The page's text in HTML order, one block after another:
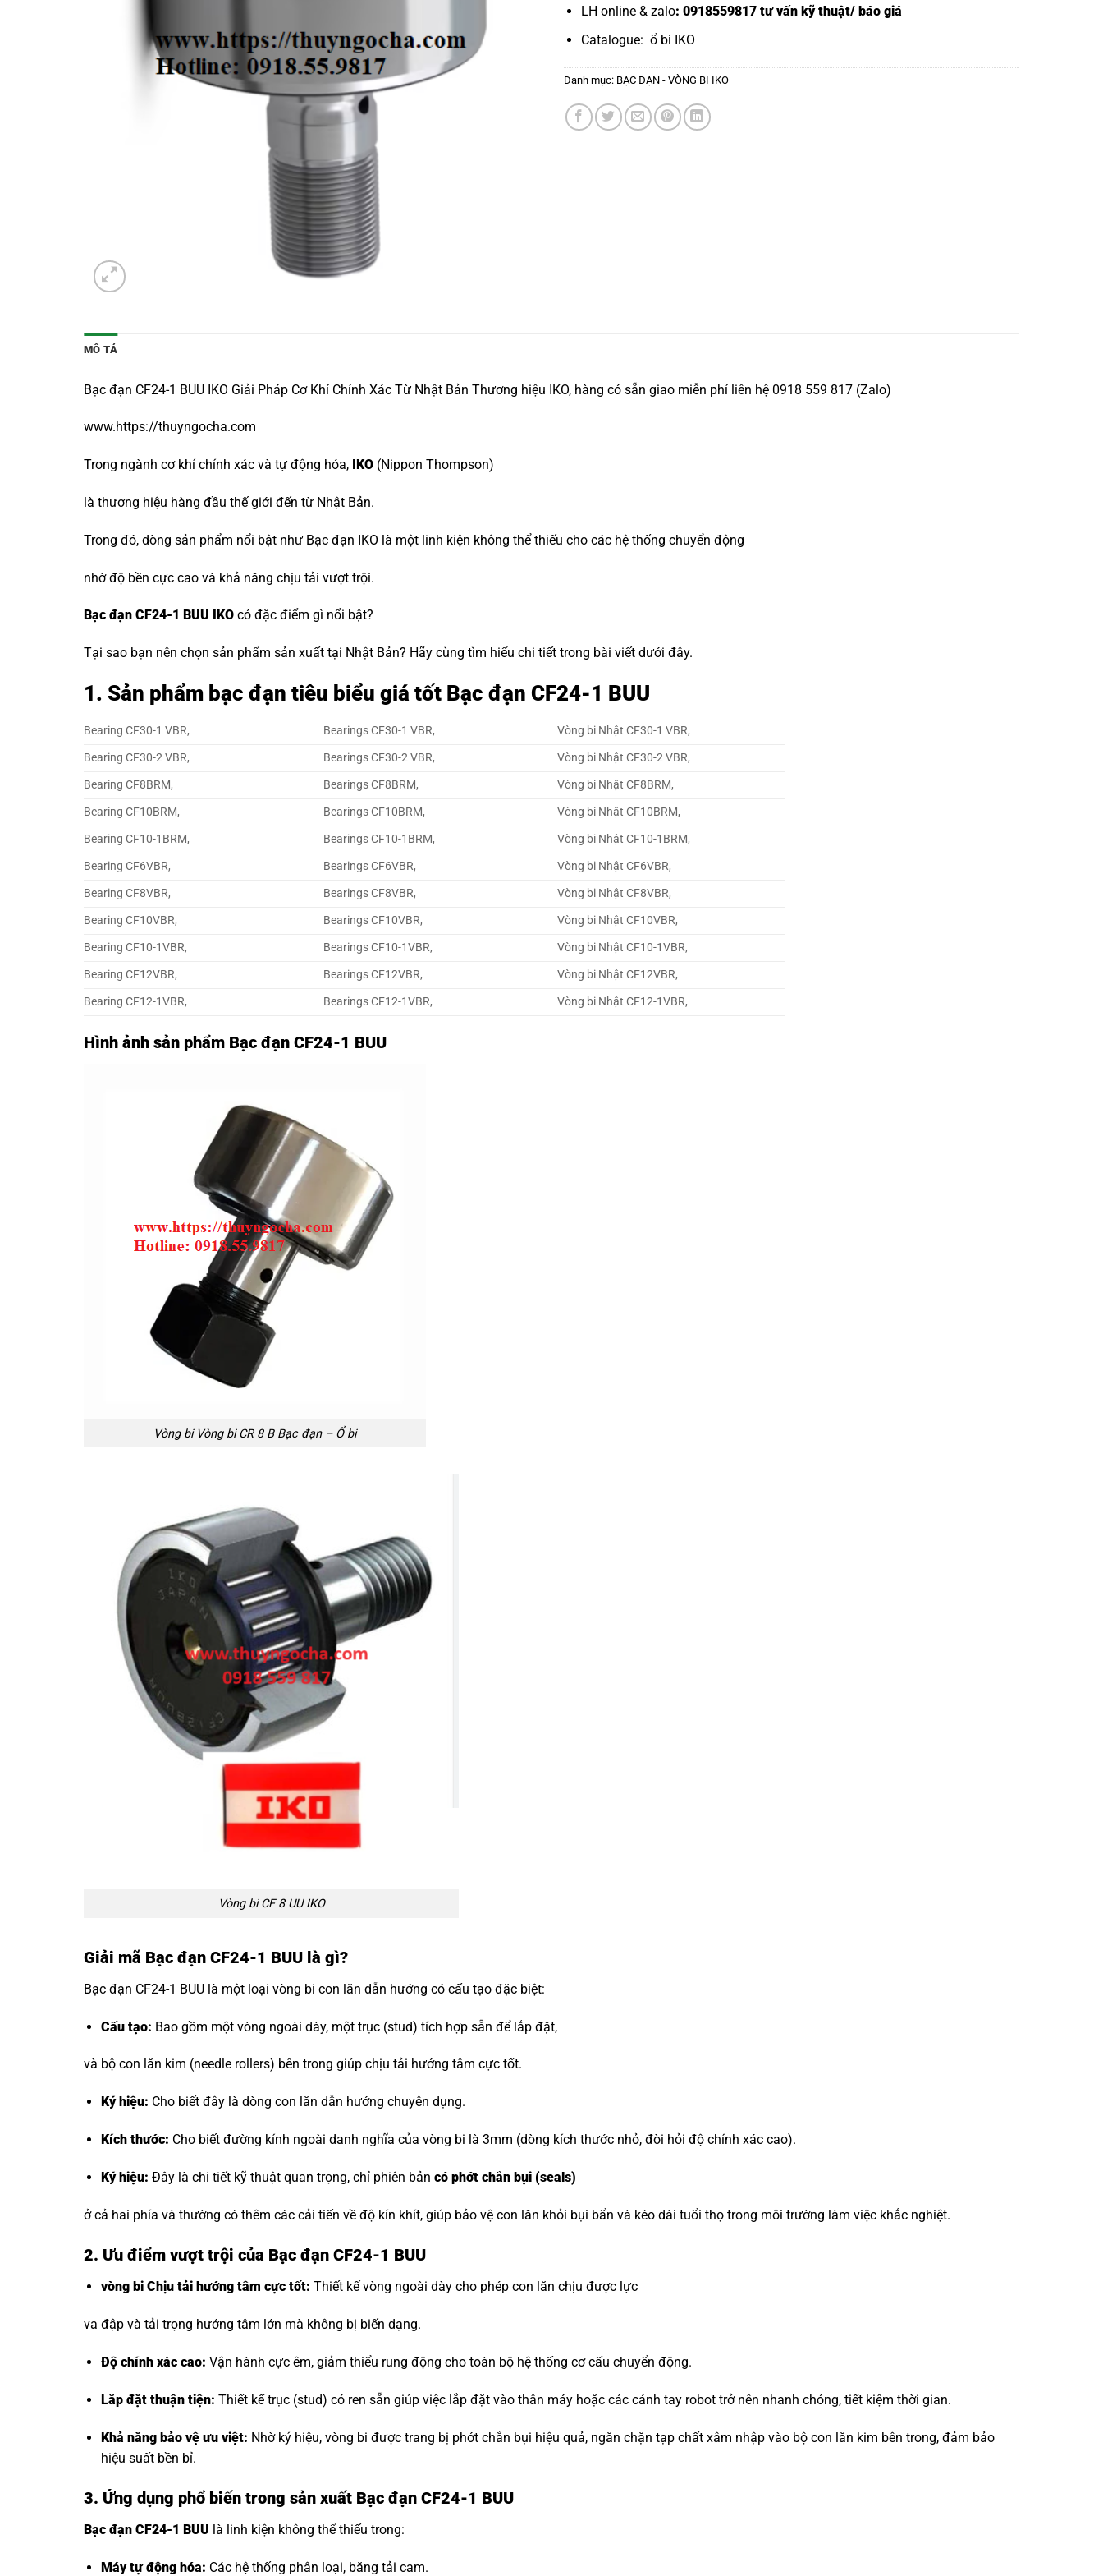
LH online & zalo: 0918559817 tư vấn kỹ thuật/ báo giá
Catalogue: ổ bi IKO
Danh mục: BẠC ĐẠN - VÒNG BI IKO
MÔ TẢ
Bạc đạn CF24-1 BUU IKO Giải Pháp Cơ Khí Chính Xác Từ Nhật Bản Thương hiệu IKO, hàng có sẵn giao miễn phí liên hệ 0918 559 817 (Zalo)
www.https://thuyngocha.com
Trong ngành cơ khí chính xác và tự động hóa, IKO (Nippon Thompson)
là thương hiệu hàng đầu thế giới đến từ Nhật Bản.
Trong đó, dòng sản phẩm nổi bật như Bạc đạn IKO là một linh kiện không thể thiếu cho các hệ thống chuyển động
nhờ độ bền cực cao và khả năng chịu tải vượt trội.
Bạc đạn CF24-1 BUU IKO có đặc điểm gì nổi bật?
Tại sao bạn nên chọn sản phẩm sản xuất tại Nhật Bản? Hãy cùng tìm hiểu chi tiết trong bài viết dưới đây.
1. Sản phẩm bạc đạn tiêu biểu giá tốt Bạc đạn CF24-1 BUU
Bearing CF30-1 VBR, Bearings CF30-1 VBR,
Vòng bi Nhật CF30-1 VBR,
Bearing CF30-2 VBR,
Bearings CF30-2 VBR,
Vòng bi Nhật CF30-2 VBR,
Bearing CF8BRM,
Bearings CF8BRM,
Vòng bi Nhật CF8BRM,
Bearing CF10BRM,
Bearings CF10BRM,
Vòng bi Nhật CF10BRM,
Bearing CF10-1BRM,
Bearings CF10-1BRM,
Vòng bi Nhật CF10-1BRM,
Bearing CF6VBR,
Bearings CF6VBR,
Vòng bi Nhật CF6VBR,
Bearing CF8VBR,
Bearings CF8VBR,
Vòng bi Nhật CF8VBR,
Bearing CF10VBR,
Bearings CF10VBR,
Vòng bi Nhật CF10VBR,
Bearing CF10-1VBR,
Bearings CF10-1VBR,
Vòng bi Nhật CF10-1VBR,
Bearing CF12VBR,
Bearings CF12VBR,
Vòng bi Nhật CF12VBR,
Bearing CF12-1VBR,
Bearings CF12-1VBR, Vòng bi Nhật CF12-1VBR,
Hình ảnh sản phẩm Bạc đạn CF24-1 BUU
Vòng bi Vòng bi CR 8 B Bạc đạn – Ổ bi
Vòng bi CF 8 UU IKO
Giải mã Bạc đạn CF24-1 BUU là gì?
Bạc đạn CF24-1 BUU là một loại vòng bi con lăn dẫn hướng có cấu tạo đặc biệt:
Cấu tạo: Bao gồm một vòng ngoài dày, một trục (stud) tích hợp sẵn để lắp đặt,
và bộ con lăn kim (needle rollers) bên trong giúp chịu tải hướng tâm cực tốt.
Ký hiệu: Cho biết đây là dòng con lăn dẫn hướng chuyên dụng.
Kích thước: Cho biết đường kính ngoài danh nghĩa của vòng bi là 3mm (dòng kích thước nhỏ, đòi hỏi độ chính xác cao).
Ký hiệu: Đây là chi tiết kỹ thuật quan trọng, chỉ phiên bản có phớt chắn bụi (seals)
ở cả hai phía và thường có thêm các cải tiến về độ kín khít, giúp bảo vệ con lăn khỏi bụi bẩn và kéo dài tuổi thọ trong môi trường làm việc khắc nghiệt.
2. Ưu điểm vượt trội của Bạc đạn CF24-1 BUU
vòng bi Chịu tải hướng tâm cực tốt: Thiết kế vòng ngoài dày cho phép con lăn chịu được lực
va đập và tải trọng hướng tâm lớn mà không bị biến dạng.
Độ chính xác cao: Vận hành cực êm, giảm thiểu rung động cho toàn bộ hệ thống cơ cấu chuyển động.
Lắp đặt thuận tiện: Thiết kế trục (stud) có ren sẵn giúp việc lắp đặt vào thân máy hoặc các cánh tay robot trở nên nhanh chóng, tiết kiệm thời gian.
Khả năng bảo vệ ưu việt: Nhờ ký hiệu, vòng bi được trang bị phớt chắn bụi hiệu quả, ngăn chặn tạp chất xâm nhập vào bộ con lăn kim bên trong, đảm bảo
hiệu suất bền bỉ.
3. Ứng dụng phổ biến trong sản xuất Bạc đạn CF24-1 BUU
Bạc đạn CF24-1 BUU là linh kiện không thể thiếu trong:
Máy tự động hóa: Các hệ thống phân loại, băng tải cam.